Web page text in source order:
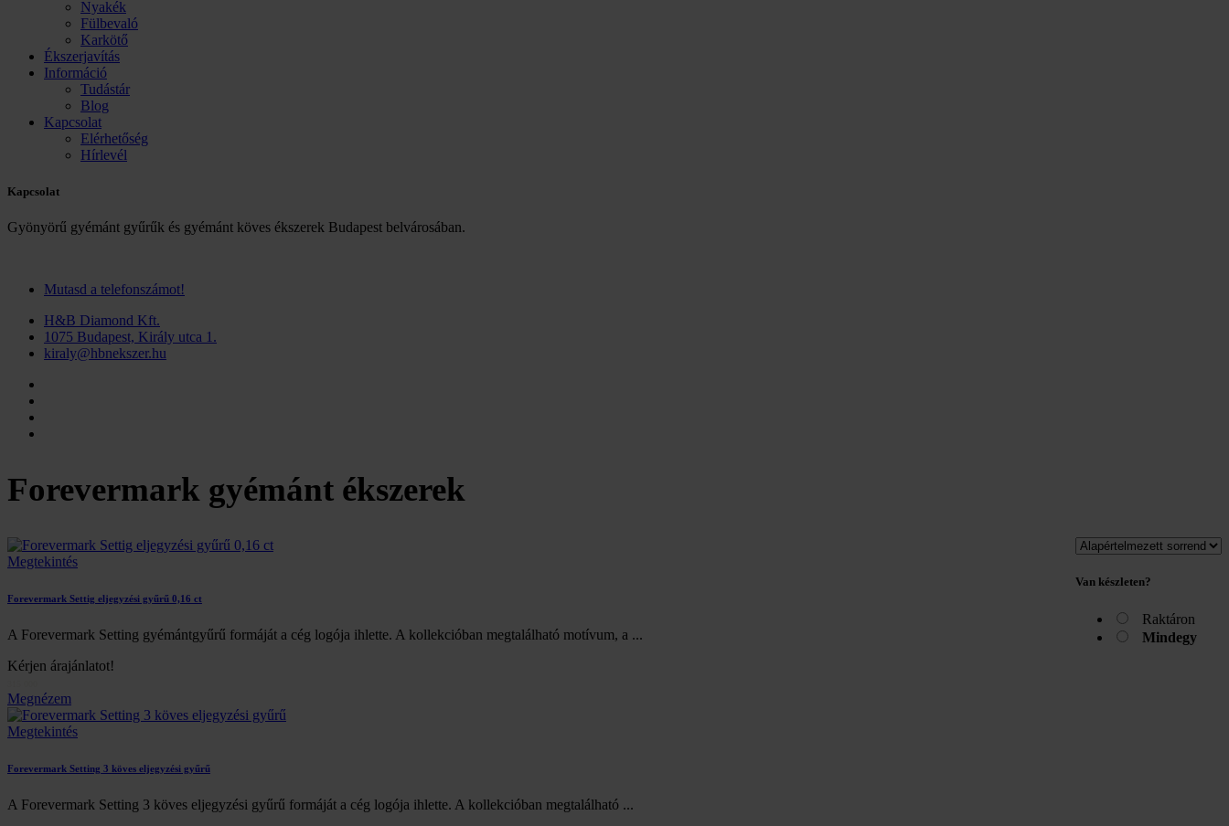
Nyakék
Fülbevaló
Karkötő
Ékszerjavítás
Információ
Tudástár
Blog
Kapcsolat
Elérhetőség
Hírlevél
Kapcsolat
Gyönyörű gyémánt gyűrűk és gyémánt köves ékszerek Budapest belvárosában.
Mutasd a telefonszámot!
H&B Diamond Kft.
1075 Budapest, Király utca 1.
kiraly@hbnekszer.hu
Forevermark gyémánt ékszerek
Megtekintés
Forevermark Settig eljegyzési gyűrű 0,16 ct
A Forevermark Setting gyémántgyűrű formáját a cég logója ihlette. A kollekcióban megtalálható motívum, a ...
Kérjen árajánlatot!
Megnézem
Megtekintés
Forevermark Setting 3 köves eljegyzési gyűrű
A Forevermark Setting 3 köves eljegyzési gyűrű formáját a cég logója ihlette. A kollekcióban megtalálható ...
Van készleten?
Raktáron
Mindegy